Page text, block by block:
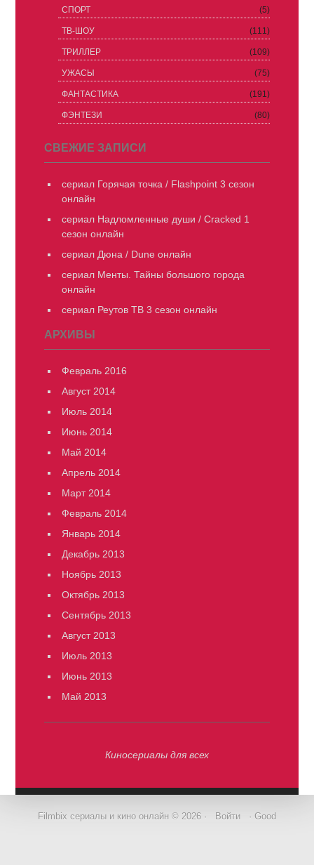
СПОРТ (5)
ТВ-ШОУ (111)
ТРИЛЛЕР (109)
УЖАСЫ (75)
ФАНТАСТИКА (191)
ФЭНТЕЗИ (80)
СВЕЖИЕ ЗАПИСИ
сериал Горячая точка / Flashpoint 3 сезон
онлайн
сериал Надломленные души / Cracked 1
сезон онлайн
сериал Дюна / Dune онлайн
сериал Менты. Тайны большого города
онлайн
сериал Реутов ТВ 3 сезон онлайн
АРХИВЫ
Февраль 2016
Август 2014
Июль 2014
Июнь 2014
Май 2014
Апрель 2014
Март 2014
Февраль 2014
Январь 2014
Декабрь 2013
Ноябрь 2013
Октябрь 2013
Сентябрь 2013
Август 2013
Июль 2013
Июнь 2013
Май 2013
Киносериалы для всех
Filmbix сериалы и кино онлайн © 2026 · Войти · Good